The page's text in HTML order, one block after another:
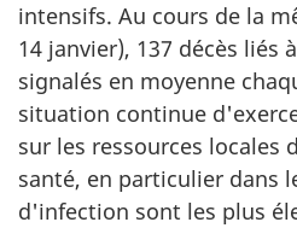
intensifs. Au cours de la
14 janvier), 137 décès liés
signalés en moyenne
situation continue
sur les ressources locales
santé, en particulier dans
d'infection sont les plus